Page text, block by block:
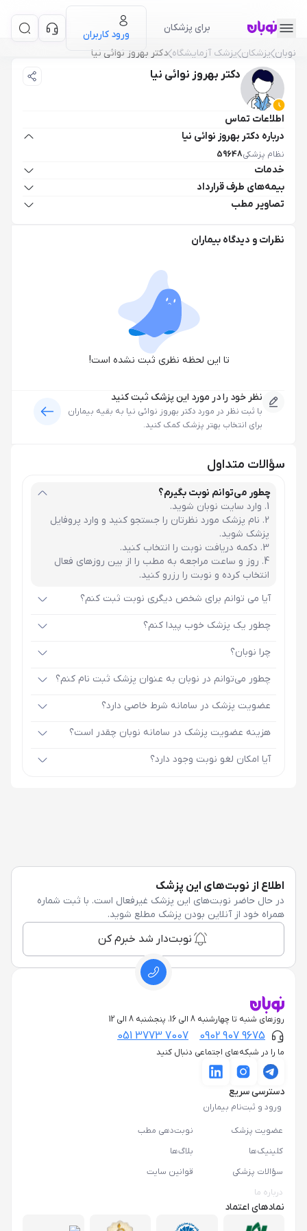
برای پزشکان
ورود کاربران
نوبان پزشکان پزشک آزمايشگاه دکتر بهروز نوائی نیا
دکتر بهروز نوائی نیا
اطلاعات تماس
درباره دکتر بهروز نوائی نیا
نظام پزشکی59648
خدمات
بیمه‌های طرف قرارداد
تصاویر مطب
نظرات و دیدگاه بیماران
تا این لحظه نظری ثبت نشده است!
نظر خود را در مورد این پزشک ثبت کنید
با ثبت نظر در مورد دکتر بهروز نوائی نیا به بقیه بیماران
برای انتخاب بهتر پزشک کمک کنید.
سؤالات متداول
چطور می‌توانم نوبت بگیرم؟
وارد سایت نوبان شوید.
نام پزشک مورد نظرتان را جستجو کنید و وارد پروفایل
پزشک شوید.
دکمه دریافت نوبت را انتخاب کنید.
روز و ساعت مراجعه به مطب را از بین روزهای فعال
انتخاب کرده و نوبت را رزرو کنید.
آیا می توانم برای شخص دیگری نوبت ثبت کنم؟
چطور یک پزشک خوب پیدا کنم؟
چرا نوبان؟
چطور می‌توانم در نوبان به عنوان پزشک ثبت نام کنم؟
عضویت پزشک در سامانه شرط خاصی دارد؟
هزینه عضویت پزشک در سامانه نوبان چقدر است؟
آیا امکان لغو نوبت وجود دارد؟
اطلاع از نوبت‌های این پزشک
در حال حاضر نوبت‌های این پزشک غیرفعال است. با ثبت شماره
همراه خود از آنلاین بودن پزشک مطلع شوید.
نوبت‌دار شد خبرم کن
روزهای شنبه تا چهارشنبه 8 الی 16، پنجشنبه 8 الی 12
0902 907 9675
051 3773 7007
ما را در شبکه‌های اجتماعی دنبال کنید
دسترسی سریع
ورود و ثبت‌نام بیماران
عضویت پزشک
نوبت‌دهی مطب
کلینیک‌ها
بلاگ‌ها
سؤالات پزشکی
قوانین سایت
درباره ما
نمادهای اعتماد